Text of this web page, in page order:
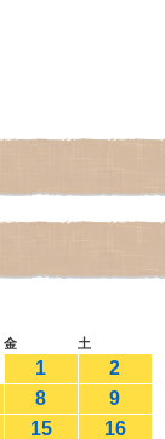
金 土
1
2
8
9
15 16